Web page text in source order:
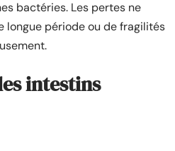
bactéries. Les pertes ne
longue période ou de fragilités
intestins